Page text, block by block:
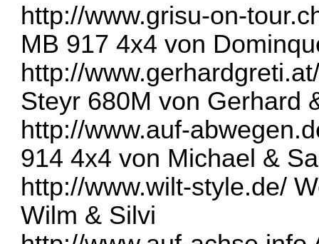
http://www.grisu-on-
MB 917 4x4 von
http://
Steyr 680M von Gerhard
http://www.auf-
914 4x4 von Michael &
http://www.wilt-style.de/
Wilm & Silvi